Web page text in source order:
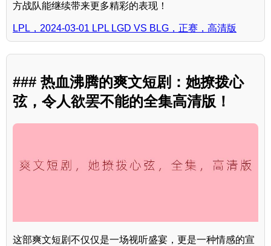
方战队能继续带来更多精彩的表现！
LPL，2024-03-01 LPL LGD VS BLG，正赛，高清版
### 热血沸腾的爽文短剧：她撩拨心
弦，令人欲罢不能的全集高清版！
这部爽文短剧不仅仅是一场视听盛宴，更是一种情感的宣